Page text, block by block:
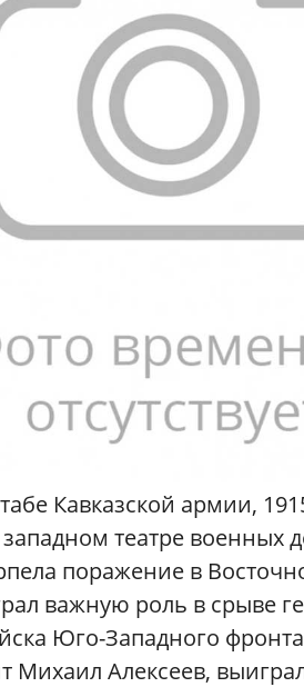
Кавказской армии,
театре военных
поражение в
важную роль в срыве
Юго-Западного
Михаил Алексеев,